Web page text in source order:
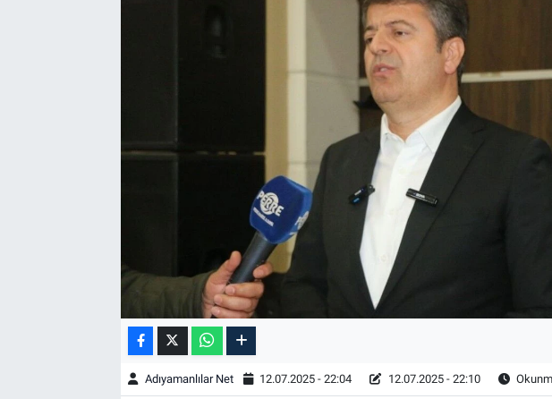
Adıyamanlılar Net 12.07.2025 - 22:04 12.07.2025 - 22:10